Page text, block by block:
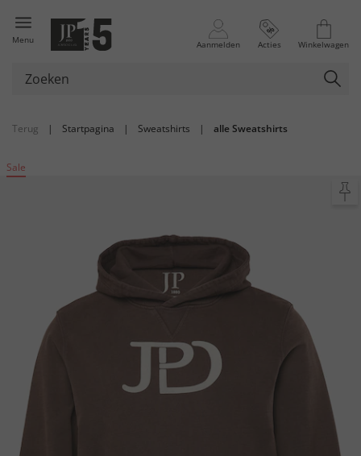
Menu Aanmelden Acties Winkelwagen
Terug | Startpagina | Sweatshirts | alle Sweatshirts
Sale